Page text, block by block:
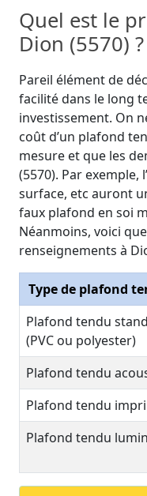
Quel est le
Dion (5570) ?
Pareil élément de
facilité dans le long
investissement. On
coût d’un plafond
mesure et que les
(5570). Par exemple,
surface, etc auront
faux plafond en soi
Néanmoins, voici
renseignements à
Type de plafond
Plafond tendu
(PVC ou polyester)
Plafond tendu
Plafond tendu
Plafond tendu